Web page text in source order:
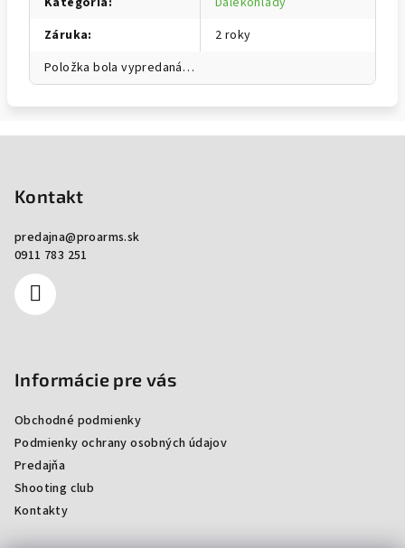
Záruka:
2 roky
Položka bola vypredaná…
Kontakt
predajna@proarms.sk
0911 783 251
Informácie pre vás
Obchodné podmienky
Podmienky ochrany osobných údajov
Predajňa
Shooting club
Kontakty